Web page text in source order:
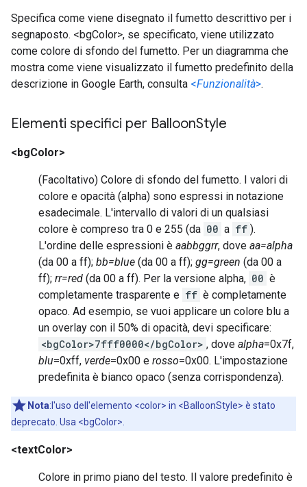
Specifica come viene disegnato il fumetto descrittivo per i
segnaposto. <bgColor>, se specificato, viene utilizzato
come colore di sfondo del fumetto. Per un diagramma che
mostra come viene visualizzato il fumetto predefinito della
descrizione in Google Earth, consulta <Funzionalità>.
Elementi specifici per BalloonStyle
<bgColor>
(Facoltativo) Colore di sfondo del fumetto. I valori di
colore e opacità (alpha) sono espressi in notazione
esadecimale. L'intervallo di valori di un qualsiasi
colore è compreso tra 0 e 255 (da 00 a ff ).
L'ordine delle espressioni è aabbggrr, dove aa=alpha
(da 00 a ff); bb=blue (da 00 a ff); gg=green (da 00 a
ff); rr=red (da 00 a ff). Per la versione alpha, 00 è
completamente trasparente e ff è completamente
opaco. Ad esempio, se vuoi applicare un colore blu a
un overlay con il 50% di opacità, devi specificare:
<bgColor>7fff0000</bgColor> , dove alpha=0x7f,
blu=0xff, verde=0x00 e rosso=0x00. L'impostazione
predefinita è bianco opaco (senza corrispondenza).
Nota:l'uso dell'elemento <color> in <BalloonStyle> è stato
deprecato. Usa <bgColor>.
<textColor>
Colore in primo piano del testo. Il valore predefinito è